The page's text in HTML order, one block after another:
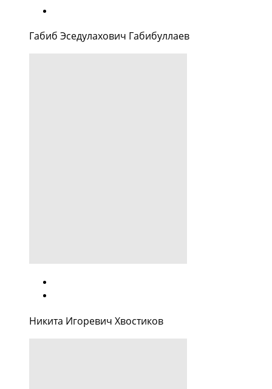
Габиб Эседулахович Габибуллаев
Никита Игоревич Хвостиков